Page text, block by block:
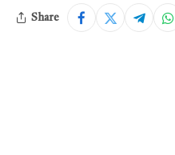
Share